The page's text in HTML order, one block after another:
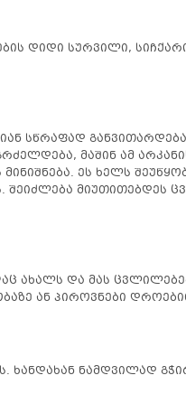
დიდი სურვილი,
სწრაფად
მაშინ ამ
ეს ხელს
შეიძლება მიუთითებდეს
ახალს და მას
ან პიროვნები
ნამდვილად